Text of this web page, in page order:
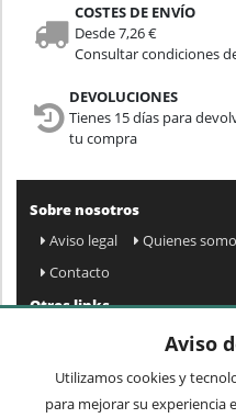
COSTES DE ENVÍO
Desde 7,26 €
Consultar condiciones
DEVOLUCIONES
Tienes 15 días para
tu compra
Sobre nosotros
Aviso legal
Quienes
Contacto
Otros links
Preguntas
Condiciones de envío y
Newsletter
Aviso
Utilizamos cookies y
para mejorar su experiencia